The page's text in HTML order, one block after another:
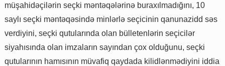
müşahidəçilərin seçki məntəqələrinə buraxılmadığını, 10
saylı seçki məntəqəsində minlərlə seçicinin qanunazidd səs
verdiyini, seçki qutularında olan bülletenlərin seçicilər
siyahısında olan imzaların sayından çox olduğunu, seçki
qutularının hamısının müvafiq qaydada kilidlənmədiyini iddia